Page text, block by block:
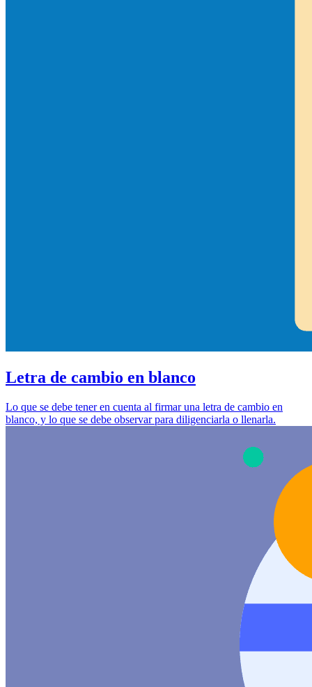
Letra de cambio en blanco
Lo que se debe tener en cuenta al firmar una letra de cambio en
blanco, y lo que se debe observar para diligenciarla o llenarla.